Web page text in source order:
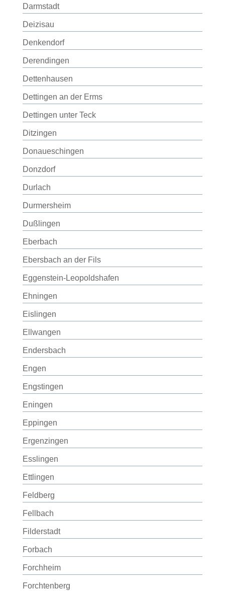
Darmstadt
Deizisau
Denkendorf
Derendingen
Dettenhausen
Dettingen an der Erms
Dettingen unter Teck
Ditzingen
Donaueschingen
Donzdorf
Durlach
Durmersheim
Dußlingen
Eberbach
Ebersbach an der Fils
Eggenstein-Leopoldshafen
Ehningen
Eislingen
Ellwangen
Endersbach
Engen
Engstingen
Eningen
Eppingen
Ergenzingen
Esslingen
Ettlingen
Feldberg
Fellbach
Filderstadt
Forbach
Forchheim
Forchtenberg